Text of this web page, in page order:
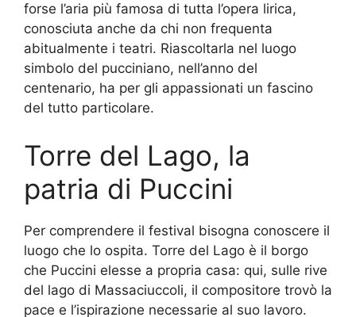
forse l’aria più famosa di tutta l’opera lirica,
conosciuta anche da chi non frequenta
abitualmente i teatri. Riascoltarla nel luogo
simbolo del pucciniano, nell’anno del
centenario, ha per gli appassionati un fascino
del tutto particolare.
Torre del Lago, la
patria di Puccini
Per comprendere il festival bisogna conoscere il
luogo che lo ospita. Torre del Lago è il borgo
che Puccini elesse a propria casa: qui, sulle rive
del lago di Massaciuccoli, il compositore trovò la
pace e l’ispirazione necessarie al suo lavoro.